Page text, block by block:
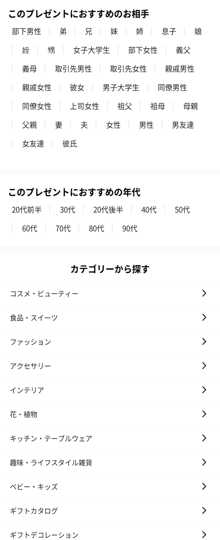
このプレゼントにおすすめのお相手
部下男性 弟 兄 妹 姉 息子
娘
姪
甥 女子大学生 部下女性
義父
義母
取引先男性 取引先女性
親戚男性
親戚女性
彼女 男子大学生
同僚男性
同僚女性
上司女性 祖父 祖母
母親
父親
妻 夫 女性 男性
男友達
女友達
彼氏
このプレゼントにおすすめの年代
20代前半 30代 20代後半 40代
50代
60代
70代 80代 90代
カテゴリーから探す
コスメ・ビューティー
食品・スイーツ
ファッション
アクセサリー
インテリア
花・植物
キッチン・テーブルウェア
趣味・ライフスタイル雑貨
ベビー・キッズ
ギフトカタログ
ギフトデコレーション